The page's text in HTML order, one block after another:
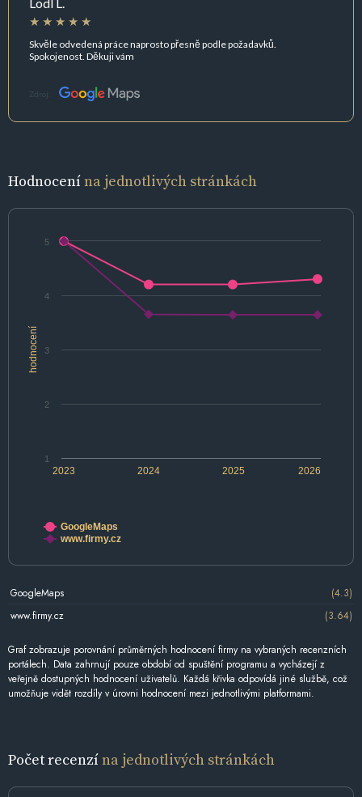
Lodl L.
Skvěle odvedená práce naprosto přesně podle požadavků.
Spokojenost. Děkuji vám
Zdroj:
Hodnocenína jednotlivých stránkách
hodnocení
2024 2026
2023 2025
1
2
3
4
5
GoogleMaps
www.firmy.cz
GoogleMaps
(4.3)
www.firmy.cz
(3.64)
Graf zobrazuje porovnání průměrných hodnocení firmy na vybraných recenzních
portálech. Data zahrnují pouze období od spuštění programu a vycházejí z
veřejně dostupných hodnocení uživatelů. Každá křivka odpovídá jiné službě, což
umožňuje vidět rozdíly v úrovni hodnocení mezi jednotlivými platformami.
Počet recenzína jednotlivých stránkách